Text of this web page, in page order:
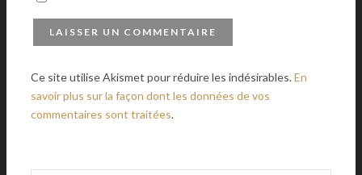
Ce site utilise Akismet pour réduire les indésirables.En
savoir plus sur la façon dont les données de vos
commentaires sont traitées.